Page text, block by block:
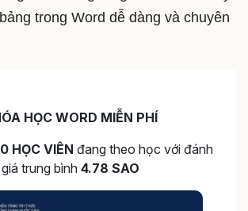
trong Word dễ dàng và chuyên
HỌC WORD MIỄN PHÍ
HỌC VIÊN đang theo học với đánh
giá trung bình 4.78 SAO